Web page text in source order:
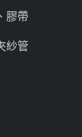
膠帶
紗管